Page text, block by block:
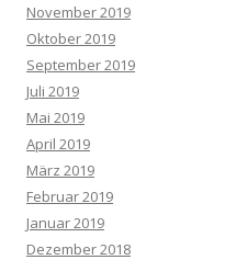
November 2019
Oktober 2019
September 2019
Juli 2019
Mai 2019
April 2019
März 2019
Februar 2019
Januar 2019
Dezember 2018